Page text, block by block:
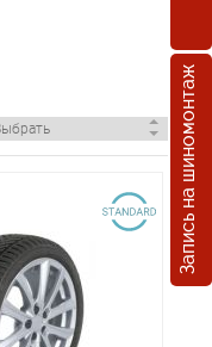
Запись на шиномонтаж